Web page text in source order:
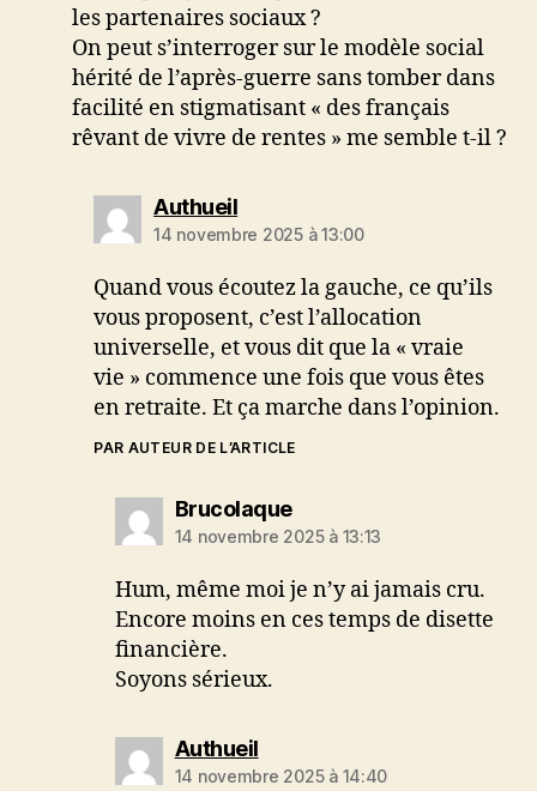
les partenaires sociaux ?
On peut s’interroger sur le modèle social
hérité de l’après-guerre sans tomber dans
facilité en stigmatisant « des français
rêvant de vivre de rentes » me semble t-il ?
Authueildit :
14 novembre 2025 à 13:00
Quand vous écoutez la gauche, ce qu’ils
vous proposent, c’est l’allocation
universelle, et vous dit que la « vraie
vie » commence une fois que vous êtes
en retraite. Et ça marche dans l’opinion.
PAR AUTEUR DE L’ARTICLE
Brucolaquedit :
14 novembre 2025 à 13:13
Hum, même moi je n’y ai jamais cru.
Encore moins en ces temps de disette
financière.
Soyons sérieux.
Authueildit :
14 novembre 2025 à 14:40